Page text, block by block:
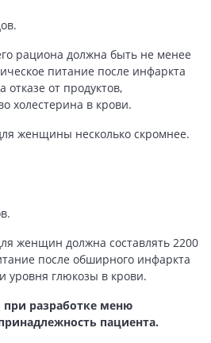
рациона должна быть не менее
питание после инфаркта
отказе от продуктов,
холестерина в крови.
женщины несколько скромнее.
женщин должна составлять 2200
после обширного инфаркта
уровня глюкозы в крови.
при разработке меню
пациента.